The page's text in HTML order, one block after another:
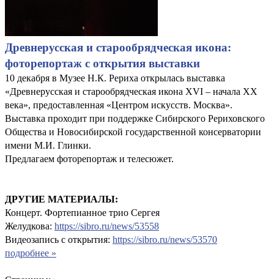
Древнерусская и старообрядческая икона:
фоторепортаж с открытия выставки
10 декабря в Музее Н.К. Рериха открылась выставка
«Древнерусская и старообрядческая икона XVI – начала XX
века», предоставленная «Центром искусств. Москва».
Выставка проходит при поддержке Сибирского Рериховского
Общества и Новосибирской государственной консерватории
имени М.И. Глинки.
Предлагаем фоторепортаж и телесюжет.
ДРУГИЕ МАТЕРИАЛЫ:
Концерт. Фортепианное трио Сергея
Желудкова: https://sibro.ru/news/53558
Видеозапись с открытия: https://sibro.ru/news/53570
подробнее »